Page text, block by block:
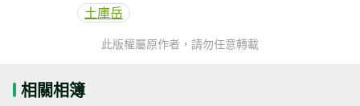
土庫岳
此版權屬原作者，請勿任意轉載
相關相簿